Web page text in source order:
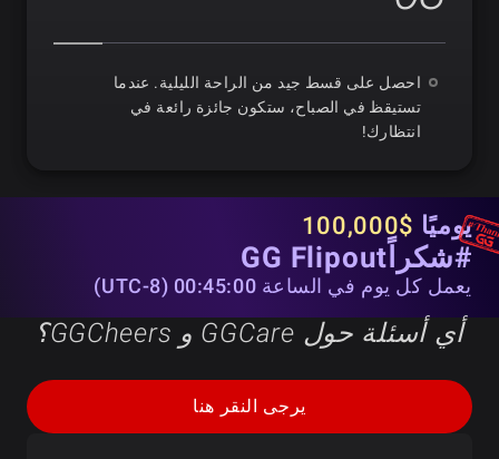
احصل على قسط جيد من الراحة الليلية. عندما
تستيقظ في الصباح، ستكون جائزة رائعة في
انتظارك!
يوميًا $100,000
#شكراًGG Flipout
يعمل كل يوم في الساعة 00:45:00 (UTC-8)
أي أسئلة حول GGCare و GGCheers؟
يرجى النقر هنا